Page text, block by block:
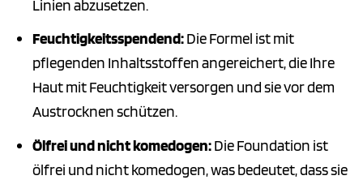
Linien abzusetzen.
Feuchtigkeitsspendend:Die Formel ist mit
pflegenden Inhaltsstoffen angereichert, die Ihre
Haut mit Feuchtigkeit versorgen und sie vor dem
Austrocknen schützen.
Ölfrei und nicht komedogen:Die Foundation ist
ölfrei und nicht komedogen, was bedeutet, dass sie